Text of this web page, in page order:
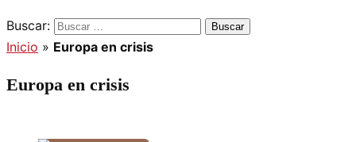
Buscar:
Inicio » Europa en crisis
Europa en crisis